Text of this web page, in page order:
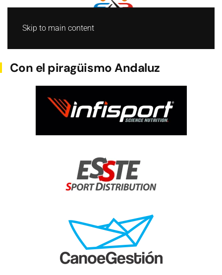
Skip to main content
BARCO DRAGON
Con el piragüismo Andaluz